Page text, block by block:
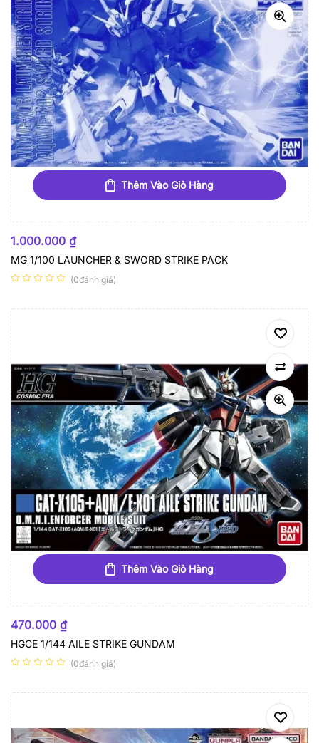
Thêm Vào Giỏ Hàng
1.000.000 ₫
MG 1/100 LAUNCHER & SWORD STRIKE PACK
(0đánh giá)
Thêm Vào Giỏ Hàng
470.000 ₫
HGCE 1/144 AILE STRIKE GUNDAM
(0đánh giá)